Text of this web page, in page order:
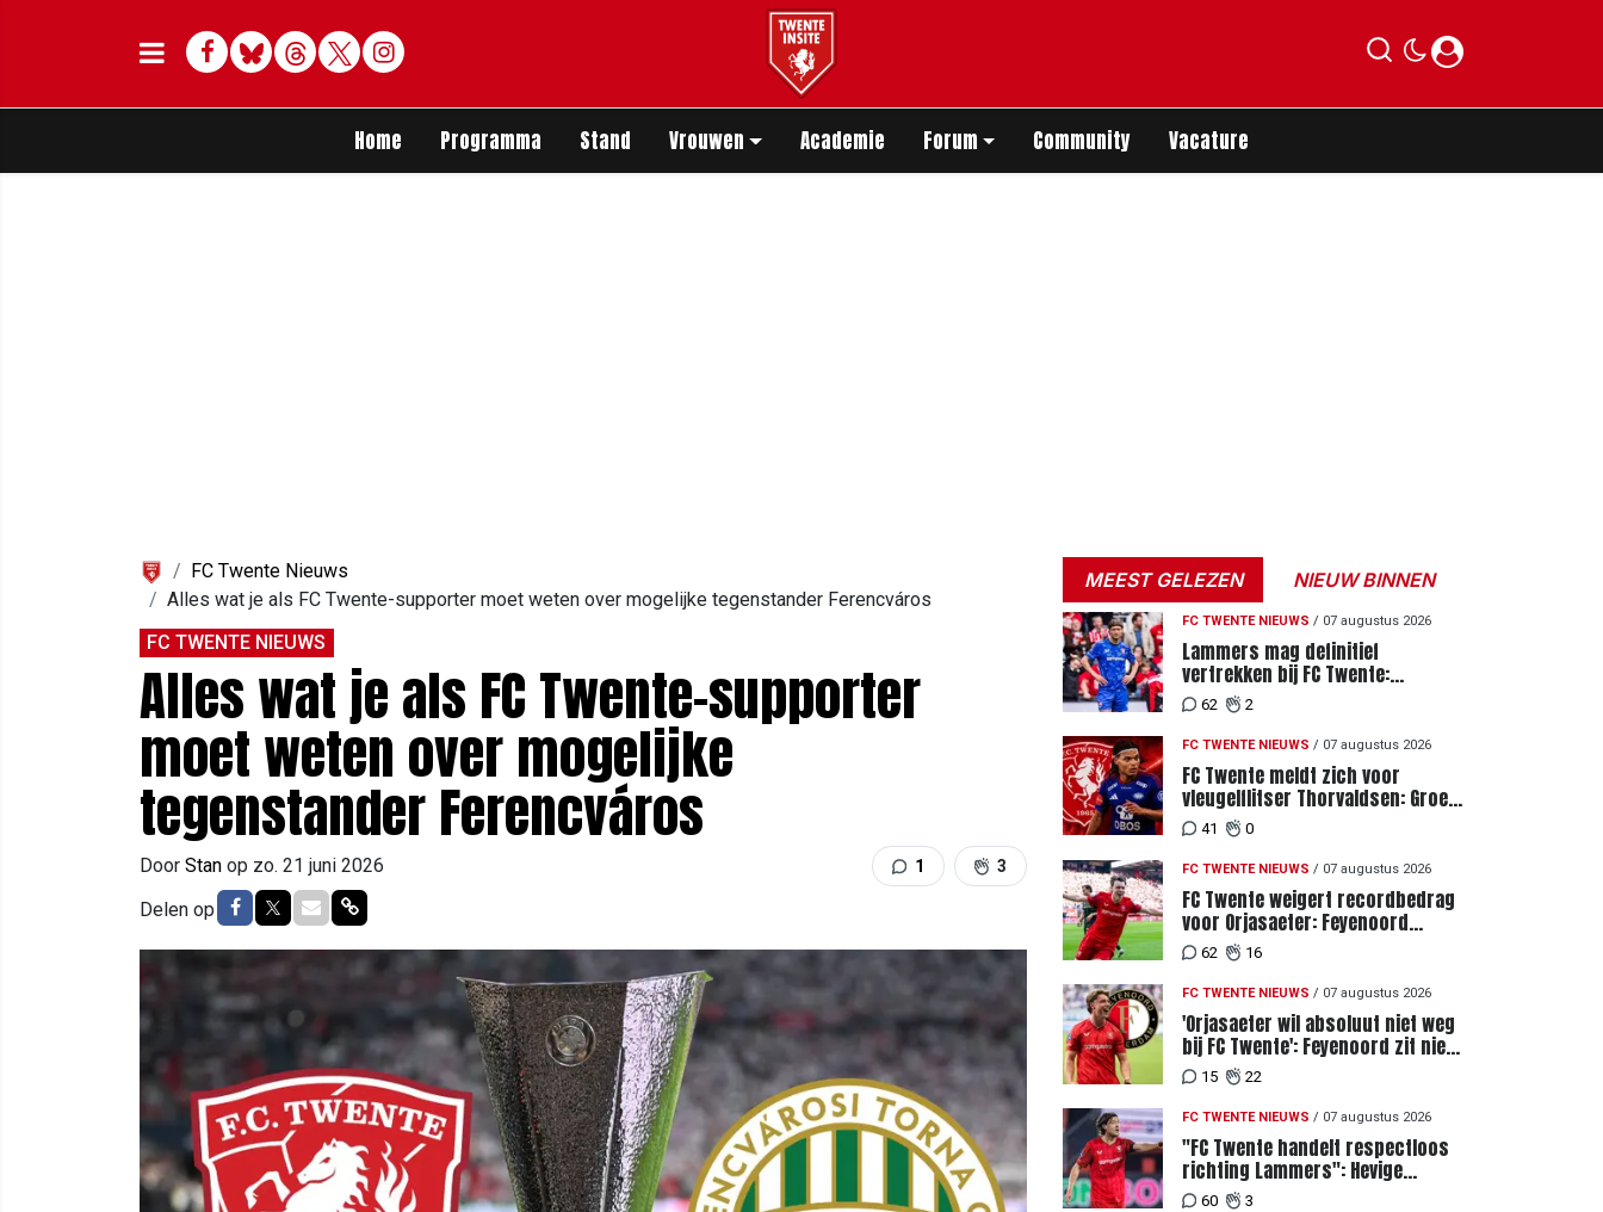
Facebook
BlueskyThreadsTwitterDelen op Whatsapp
Home Programma Stand Vrouwen Academie Forum Community Vacature
FC Twente Nieuws
Alles wat je als FC Twente-supporter moet weten over mogelijke tegenstander Ferencváros
FC TWENTE NIEUWS
Alles wat je als FC Twente-supporter
moet weten over mogelijke
tegenstander Ferencváros
Door Stan op zo. 21 juni 2026 1 3
Delen op Delen op Facebook
Delen op Twitter
Delen via Mail
Delen via link
MEEST GELEZEN NIEUW BINNEN
FC TWENTE NIEUWS / 07 augustus 2026
Lammers mag definitief
vertrekken bij FC Twente:
zaakwaarnemer krijgt deadline
vanwege komst vervanger
62 2
FC TWENTE NIEUWS / 07 augustus 2026
FC Twente meldt zich voor
vleugelflitser Thorvaldsen: Groen
licht voor miljoenenbod
41 0
FC TWENTE NIEUWS / 07 augustus 2026
FC Twente weigert recordbedrag
voor Orjasaeter: Feyenoord
genoemd na megabod
62 16
FC TWENTE NIEUWS / 07 augustus 2026
'Orjasaeter wil absoluut niet weg
bij FC Twente': Feyenoord zit niet
achter recordbod
15 22
FC TWENTE NIEUWS / 07 augustus 2026
"FC Twente handelt respectloos
richting Lammers": Hevige
discussie rondom degradatie tot
60 3